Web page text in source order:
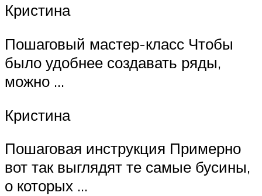
Кристина
Пошаговый мастер-класс Чтобы
было удобнее создавать ряды,
можно …
Кристина
Пошаговая инструкция Примерно
вот так выглядят те самые бусины,
о которых …